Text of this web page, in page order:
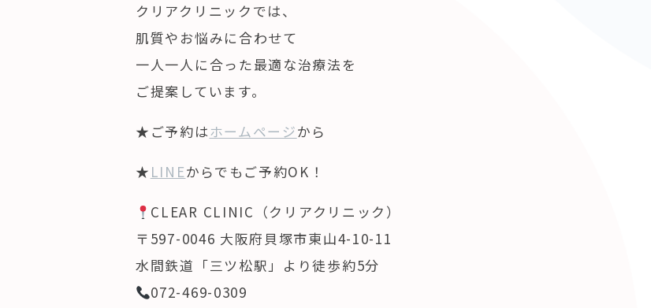
クリアクリニックでは、
肌質やお悩みに合わせて
一人一人に合った最適な治療法を
ご提案しています。
★ご予約はホームページから
★ LINEからでもご予約OK！
CLEAR CLINIC（クリアクリニック）
〒597-0046 大阪府貝塚市東山4-10-11
水間鉄道「三ツ松駅」より徒歩約5分
072-469-0309